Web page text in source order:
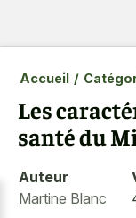
Accueil /
Les
santé du
Auteur
Martine Blanc